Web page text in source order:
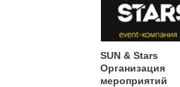
SUN & Stars
Организация
мероприятий